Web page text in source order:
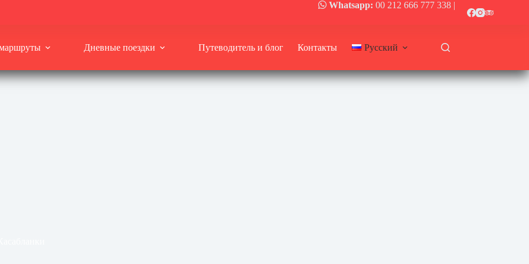
Whatsapp: 00 212 666 777 338 |
Дневные поездки Путеводитель и блог Контакты Русский